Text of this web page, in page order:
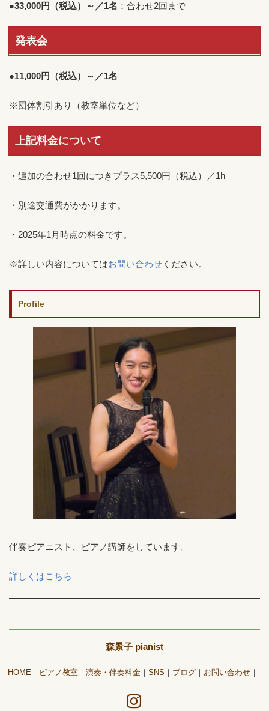
●33,000円（税込）～／1名 ：合わせ2回まで
発表会
●11,000円（税込）～／1名
※団体割引あり（教室単位など）
上記料金について
・追加の合わせ1回につきプラス5,500円（税込）／1h
・別途交通費がかかります。
・2025年1月時点の料金です。
※詳しい内容についてはお問い合わせ ください。
Profile
伴奏ピアニスト、ピアノ講師をしています。
詳しくはこちら
森景子 pianist
HOME ピアノ教室 演奏・伴奏料金 SNS ブログ お問い合わせ